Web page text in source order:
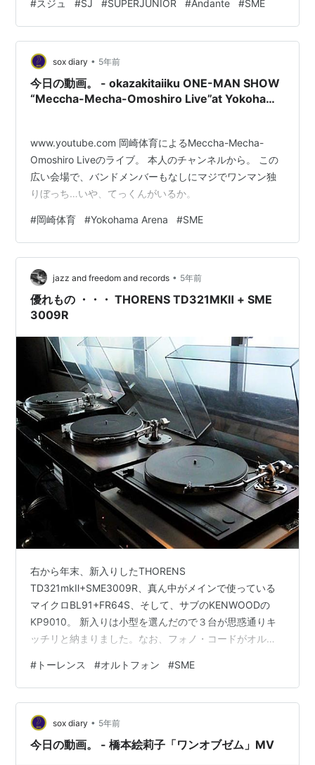
で 기나긴 터널 속 어둠도 長いトンネルの闇も 꿈속에선
조금 천천히 스미는데 夢の中にゆくっりと溶けていくの
に 그대의 기억 돌고 돌아봐도 君の記憶を彷徨っても 피해
갈 수 없는 그 말 避けられないあの…
#スジュ #SJ #SUPERJUNIOR #Andante #SME
sox diary • 5年前
今日の動画。 - okazakitaiiku ONE-MAN SHOW
“Meccha-Mecha-Omoshiro Live”at Yokohama
www.youtube.com 岡崎体育によるMeccha-Mecha-
Omoshiro Liveのライブ。 本人のチャンネルから。 この
広い会場で、バンドメンバーもなしにマジでワンマン独
りぼっち…いや、てっくんがいるか。
#岡崎体育 #Yokohama Arena #SME
jazz and freedom and records • 5年前
優れもの ・・・ THORENS TD321MKⅡ + SME
3009R
右から年末、新入りしたTHORENS
TD321mkⅡ+SME3009R、真ん中がメインで使っている
マイクロBL91+FR64S、そして、サブのKENWOODの
KP9010。 新入りは小型を選んだので３台が思惑通りキ
ッチリと納まりました。なお、フォノ・コードがオルト
か？ 「音」の出方がまるで違う。「音」よりも「音楽」
を優先しているので、野暮なオーディオ的聴き方を忘れ
てしまいます。ただ振動対策のフローティング・サスペ
ンションはあまり効果がないのか、国産のマイクロ、
KENWOODがびくともしない振動に反応するので大理石
# トーレンス #オルトフォン #SME
sox diary • 5年前
今日の動画。 - 橋本絵莉子「ワンオブゼム」MV